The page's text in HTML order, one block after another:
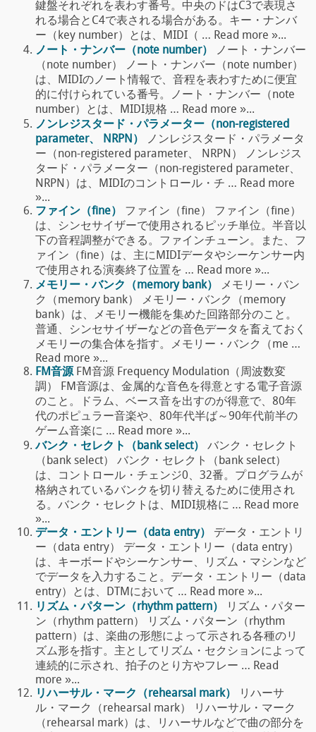
鍵盤それぞれを表わす番号。中央のドはC3で表現さ
れる場合とC4で表される場合がある。キー・ナンバ
ー（key number）とは、MIDI（ … Read more »...
ノート・ナンバー（note number）
ノート・ナンバー
（note number） ノート・ナンバー（note number）
は、MIDIのノート情報で、音程を表わすために便宜
的に付けられている番号。ノート・ナンバー（note
number）とは、MIDI規格 … Read more »...
ノンレジスタード・パラメーター（non-registered
parameter、 NRPN）
ノンレジスタード・パラメータ
ー（non-registered parameter、 NRPN） ノンレジス
タード・パラメーター（non-registered parameter、
NRPN）は、MIDIのコントロール・チ … Read more
»...
ファイン（fine）
ファイン（fine） ファイン（fine）
は、シンセサイザーで使用されるピッチ単位。半音以
下の音程調整ができる。ファインチューン。また、フ
ァイン（fine）は、主にMIDIデータやシーケンサー内
で使用される演奏終了位置を … Read more »...
メモリー・バンク（memory bank）
メモリー・バン
ク（memory bank） メモリー・バンク（memory
bank）は、メモリー機能を集めた回路部分のこと。
普通、シンセサイザーなどの音色データを畜えておく
メモリーの集合体を指す。メモリー・バンク（me …
Read more »...
FM音源 FM音源 Frequency Modulation（周波数変
調） FM音源は、金属的な音色を得意とする電子音源
のこと。ドラム、ベース音を出すのが得意で、80年
代のポピュラー音楽や、80年代半ば～90年代前半の
ゲーム音楽に … Read more »...
バンク・セレクト（bank select）
バンク・セレクト
（bank select） バンク・セレクト（bank select）
は、コントロール・チェンジ0、32番。プログラムが
格納されているバンクを切り替えるために使用され
る。バンク・セレクトは、MIDI規格に … Read more
»...
データ・エントリー（data entry）
データ・エントリ
ー（data entry） データ・エントリー（data entry）
は、キーボードやシーケンサー、リズム・マシンなど
でデータを入力すること。データ・エントリー（data
entry）とは、DTMにおいて … Read more »...
リズム・パターン（rhythm pattern）
リズム・パター
ン（rhythm pattern） リズム・パターン（rhythm
pattern）は、楽曲の形態によって示される各種のリ
ズム形を指す。主としてリズム・セクションによって
連続的に示され、拍子のとり方やフレー … Read
more »...
リハーサル・マーク（rehearsal mark）
リハーサ
ル・マーク（rehearsal mark） リハーサル・マーク
（rehearsal mark）は、リハーサルなどで曲の部分を